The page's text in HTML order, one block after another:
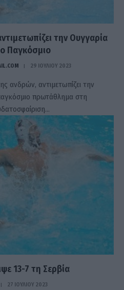
την Ουγγαρία
Παγκόσμιο
29 ΙΟΥΛΊΟΥ 2023
ανδρών, αντιμετωπίζει την
πρωτάθλημα στη
13-7 τη Σερβία
27 ΙΟΥΛΊΟΥ 2023